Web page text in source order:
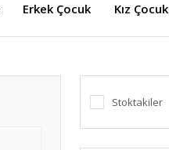
Erkek Çocuk Kız Çocuk
Stoktakiler